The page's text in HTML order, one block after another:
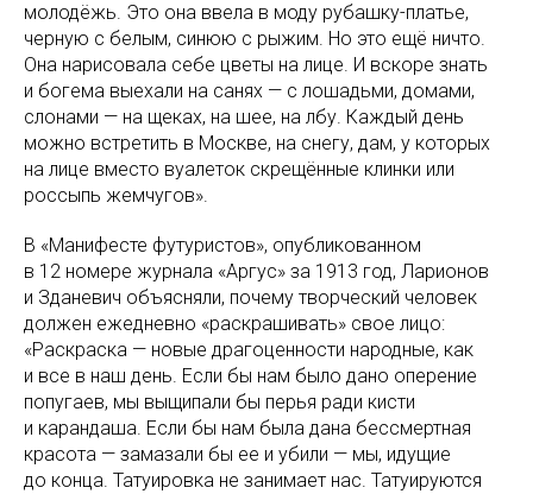
молодёжь. Это она ввела в моду рубашку-платье,
черную с белым, синюю с рыжим. Но это ещё ничто.
Она нарисовала себе цветы на лице. И вскоре знать
и богема выехали на санях — с лошадьми, домами,
слонами — на щеках, на шее, на лбу. Каждый день
можно встретить в Москве, на снегу, дам, у которых
на лице вместо вуалеток скрещённые клинки или
россыпь жемчугов».
В «Манифесте футуристов», опубликованном
в 12 номере журнала «Аргус» за 1913 год, Ларионов
и Зданевич объясняли, почему творческий человек
должен ежедневно «раскрашивать» свое лицо:
«Раскраска — новые драгоценности народные, как
и все в наш день. Если бы нам было дано оперение
попугаев, мы выщипали бы перья ради кисти
и карандаша. Если бы нам была дана бессмертная
красота — замазали бы ее и убили — мы, идущие
до конца. Татуировка не занимает нас. Татуируются